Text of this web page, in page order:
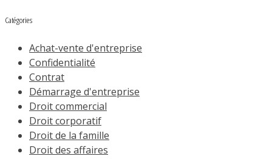
Catégories
Achat-vente d'entreprise
Confidentialité
Contrat
Démarrage d'entreprise
Droit commercial
Droit corporatif
Droit de la famille
Droit des affaires